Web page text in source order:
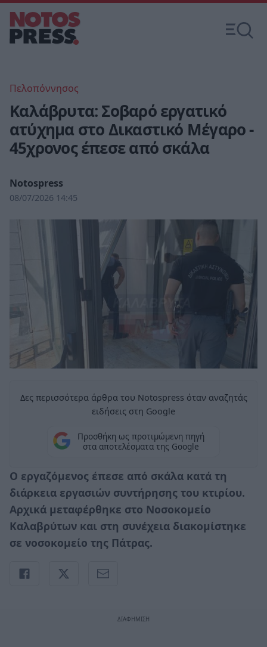
Πελοπόννησος
Καλάβρυτα: Σοβαρό εργατικό
ατύχημα στο Δικαστικό Μέγαρο -
45χρονος έπεσε από σκάλα
Notospress
08/07/2026 14:45
Δες περισσότερα άρθρα του Notospress όταν αναζητάς
ειδήσεις στη Google
Προσθήκη ως προτιμώμενη πηγή
στα αποτελέσματα της Google
Ο εργαζόμενος έπεσε από σκάλα κατά τη
διάρκεια εργασιών συντήρησης του κτιρίου.
Αρχικά μεταφέρθηκε στο Νοσοκομείο
Καλαβρύτων και στη συνέχεια διακομίστηκε
σε νοσοκομείο της Πάτρας.